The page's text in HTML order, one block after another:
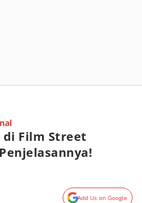
di Film Street
Add Us on Google